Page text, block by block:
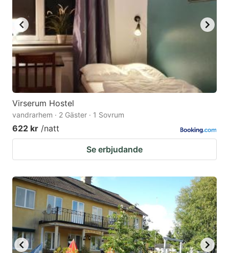
Virserum Hostel
vandrarhem · 2 Gäster · 1 Sovrum
622 kr /natt
Se erbjudande